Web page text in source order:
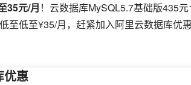
35元/月 ！云数据库MySQL5.7基础版435
至低至¥35/月，赶紧加入阿里云数据库优
优惠